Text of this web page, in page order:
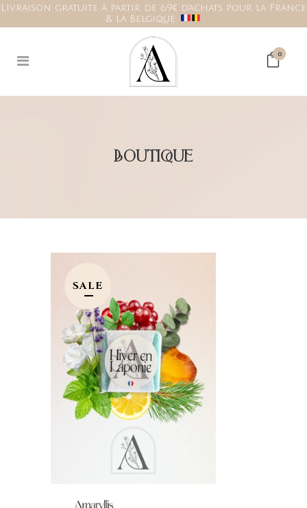
Livraison gratuite à partir de 69€ d'achats pour la France
& la Belgique.
0
BOUTIQUE
SALE